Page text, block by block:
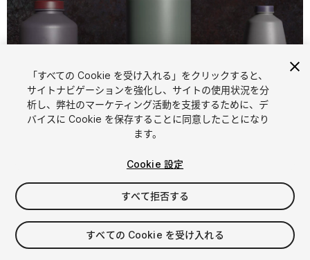
1/15
$26
消費税は決済時に計算されます
「すべての Cookie を受け入れる」をクリックすると、
サイトナビゲーションを強化し、サイトの使用状況を分
析し、弊社のマーケティング活動を支援するために、デ
バイスに Cookie を保存することに同意したことになり
ます。
Cookie 設定
すべて拒否する
すべての Cookie を受け入れる